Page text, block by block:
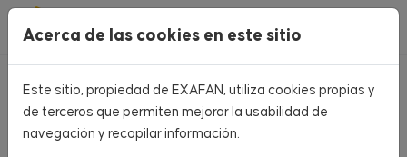
Pasar al contenido principal
Home CATÁLOGO PRODUCTOS
CATÁLOGO PRODUCTOS
Acerca de las cookies en este sitio
Este sitio, propiedad de EXAFAN, utiliza cookies propias y
de terceros que permiten mejorar la usabilidad de
navegación y recopilar información.